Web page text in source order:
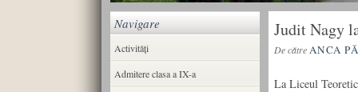
Judit Nagy
De cătreANCA
La Liceul
Navigare
Activități
Admitere clasa a IX-a